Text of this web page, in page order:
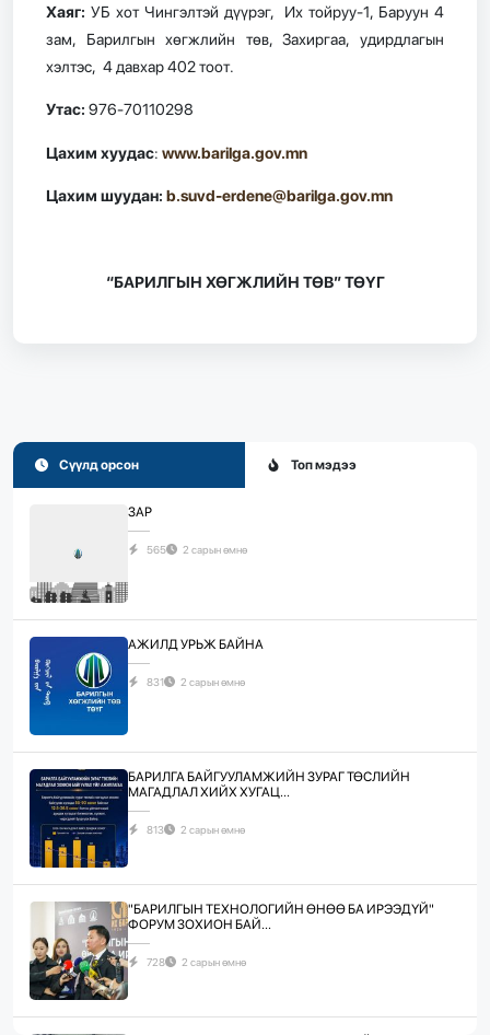
Хаяг: УБ хот Чингэлтэй дүүрэг, Их тойруу-1, Баруун 4
зам, Барилгын хөгжлийн төв, Захиргаа, удирдлагын
хэлтэс, 4 давхар 402 тоот.
Утас: 976-70110298
Цахим хуудас: www.barilga.gov.mn
Цахим шуудан: b.suvd-erdene@barilga.gov.mn
“БАРИЛГЫН ХӨГЖЛИЙН ТӨВ” ТӨҮГ
Сүүлд орсон Топ мэдээ
ЗАР
565 2 сарын өмнө
АЖИЛД УРЬЖ БАЙНА
831 2 сарын өмнө
БАРИЛГА БАЙГУУЛАМЖИЙН ЗУРАГ ТӨСЛИЙН
МАГАДЛАЛ ХИЙХ ХУГАЦ...
813 2 сарын өмнө
"БАРИЛГЫН ТЕХНОЛОГИЙН ӨНӨӨ БА ИРЭЭДҮЙ"
ФОРУМ ЗОХИОН БАЙ...
728 2 сарын өмнө